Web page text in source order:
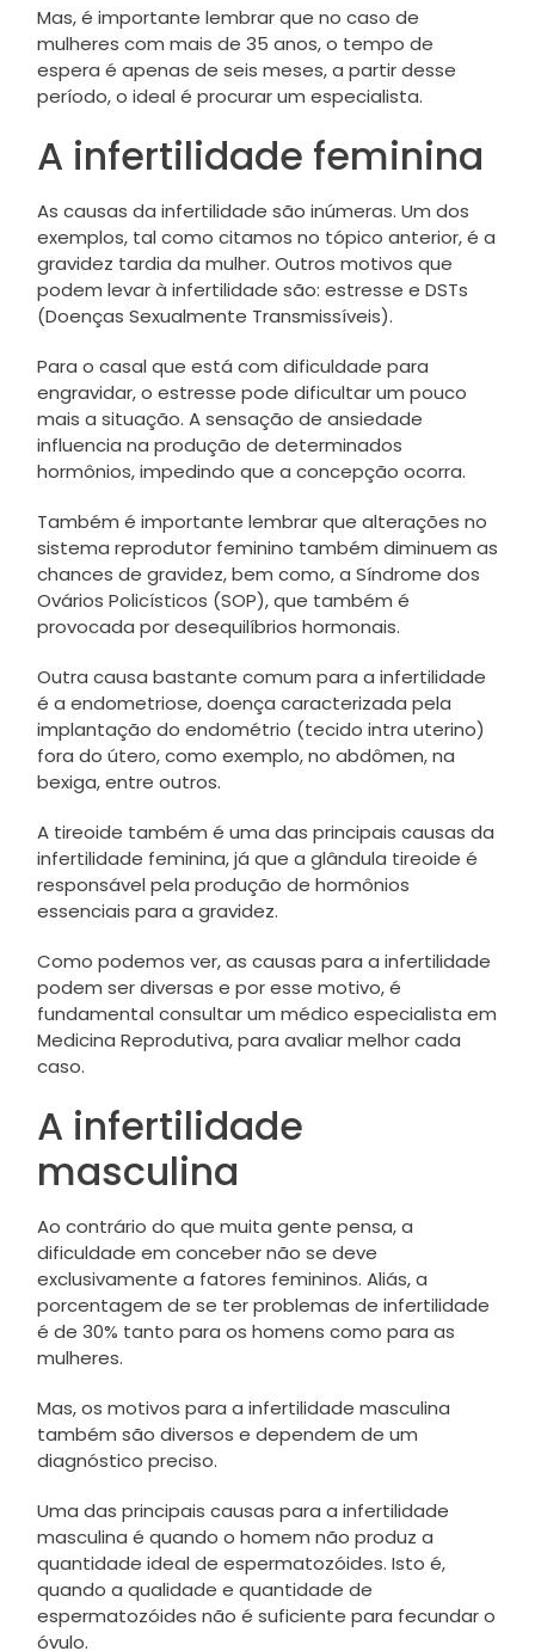
Mas, é importante lembrar que no caso de
mulheres com mais de 35 anos, o tempo de
espera é apenas de seis meses, a partir desse
período, o ideal é procurar um especialista.
A infertilidade feminina
As causas da infertilidade são inúmeras. Um dos
exemplos, tal como citamos no tópico anterior, é a
gravidez tardia da mulher. Outros motivos que
podem levar à infertilidade são: estresse e DSTs
(Doenças Sexualmente Transmissíveis).
Para o casal que está com dificuldade para
engravidar, o estresse pode dificultar um pouco
mais a situação. A sensação de ansiedade
influencia na produção de determinados
hormônios, impedindo que a concepção ocorra.
Também é importante lembrar que alterações no
sistema reprodutor feminino também diminuem as
chances de gravidez, bem como, a Síndrome dos
Ovários Policísticos (SOP), que também é
provocada por desequilíbrios hormonais.
Outra causa bastante comum para a infertilidade
é a endometriose, doença caracterizada pela
implantação do endométrio (tecido intra uterino)
fora do útero, como exemplo, no abdômen, na
bexiga, entre outros.
A tireoide também é uma das principais causas da
infertilidade feminina, já que a glândula tireoide é
responsável pela produção de hormônios
essenciais para a gravidez.
Como podemos ver, as causas para a infertilidade
podem ser diversas e por esse motivo, é
fundamental consultar um médico especialista em
Medicina Reprodutiva, para avaliar melhor cada
caso.
A infertilidade
masculina
Ao contrário do que muita gente pensa, a
dificuldade em conceber não se deve
exclusivamente a fatores femininos. Aliás, a
porcentagem de se ter problemas de infertilidade
é de 30% tanto para os homens como para as
mulheres.
Mas, os motivos para a infertilidade masculina
também são diversos e dependem de um
diagnóstico preciso.
Uma das principais causas para a infertilidade
masculina é quando o homem não produz a
quantidade ideal de espermatozóides. Isto é,
quando a qualidade e quantidade de
espermatozóides não é suficiente para fecundar o
óvulo.